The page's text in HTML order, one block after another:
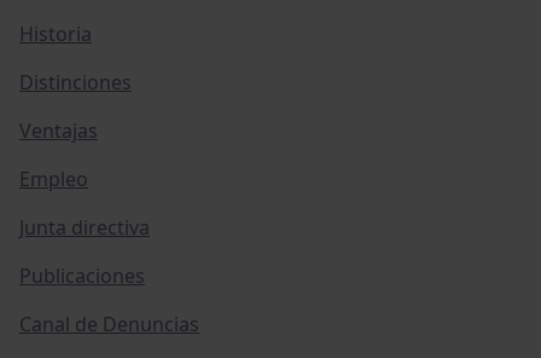
Historia
Distinciones
Ventajas
Empleo
Junta directiva
Publicaciones
Canal de Denuncias